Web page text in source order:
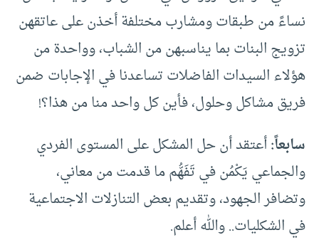
نساءً من طبقات ومشارب مختلفة أخذن على عاتقهن
تزويج البنات بما يناسبهن من الشباب، وواحدة من
هؤلاء السيدات الفاضلات تساعدنا في الإجابات ضمن
فريق مشاكل وحلول، فأين كل واحد منا من هذا؟!
سابعاً:أعتقد أن حل المشكل على المستوى الفردي
والجماعي يَكْمُن في تَفَهُّم ما قدمت من معاني،
وتضافر الجهود، وتقديم بعض التنازلات الاجتماعية
في الشكليات.. والله أعلم.